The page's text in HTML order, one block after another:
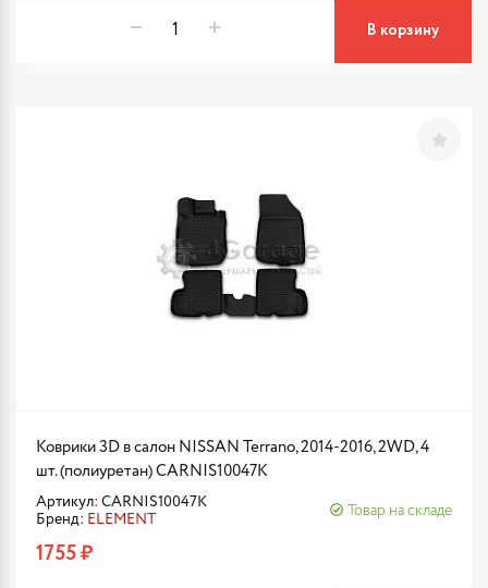
В корзину
Коврики 3D в салон NISSAN Terrano, 2014-2016, 2WD, 4
шт. (полиуретан) CARNIS10047K
Артикул: CARNIS10047K
Бренд: ELEMENT
Товар на складе
1755 ₽